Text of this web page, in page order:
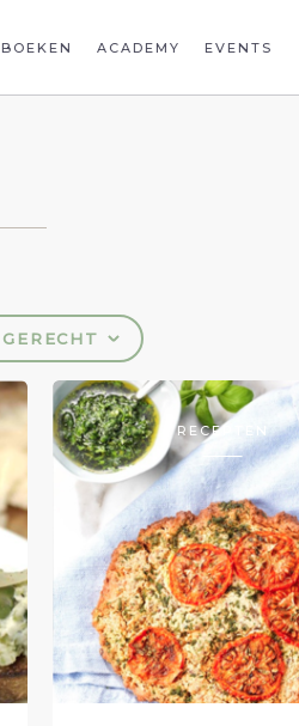
BOEKEN ACADEMY EVENTS
GERECHT
RECEPTEN